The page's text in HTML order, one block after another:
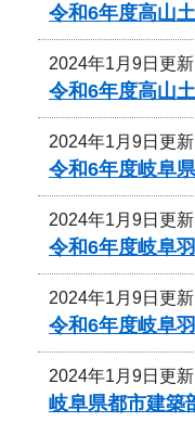
令和6年度高山
2024年1月9日更新
令和6年度高山
2024年1月9日更新
令和6年度岐阜
2024年1月9日更新
令和6年度岐阜
2024年1月9日更新
令和6年度岐阜
2024年1月9日更新
岐阜県都市建築